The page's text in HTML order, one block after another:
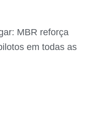
MBR reforça
em todas as